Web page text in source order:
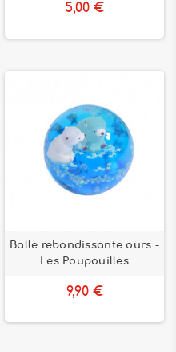
5,00 €
Balle rebondissante ours -
Les Poupouilles
9,90 €